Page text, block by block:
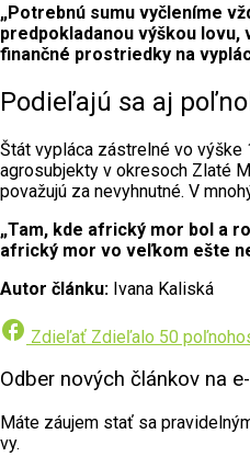
„Potrebnú sumu vyčleníme
predpokladanou výškou
finančné prostriedky na
Podieľajú sa aj
Štát vypláca zástrelné vo výške
agrosubjekty v okresoch Zlaté
považujú za nevyhnutné. V
„Tam, kde africký mor bol a
africký mor vo veľkom ešte
Autor článku: Ivana Kaliská
facebook Zdieľať Zdieľalo 50
Odber nových článkov na
Máte záujem stať sa
vy.